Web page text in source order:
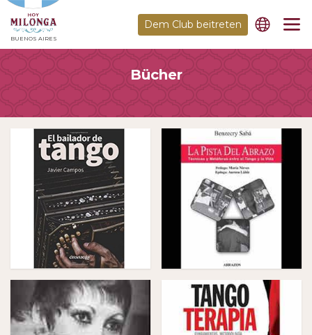
BUENOS AIRES
Dem Club beitreten
Bücher